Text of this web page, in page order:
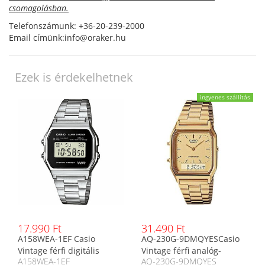
csomagolásban.
Telefonszámunk: +36-20-239-2000
Email címünk:info@oraker.hu
Ezek is érdekelhetnek
17.990 Ft
A158WEA-1EF Casio
Vintage férfi digitális
karóra
A158WEA-1EF
ingyenes szállítás
31.490 Ft
AQ-230G-9DMQYESCasio
Vintage férfi analóg-
digitális karóra
AQ-230G-9DMQYES